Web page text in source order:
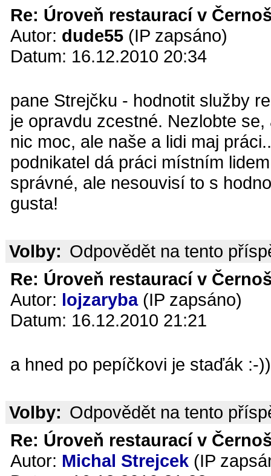
Re: Úroveň restaurací v
Autor: dude55 (IP zapsáno)
Datum: 16.12.2010 20:34
pane Strejčku - hodnotit služby
je opravdu zcestné. Nezlobte
nic moc, ale naše a lidi maj
podnikatel dá práci místním
správné, ale nesouvisí to s
gusta!
Volby: Odpovědět na tento
Re: Úroveň restaurací v
Autor: lojzaryba(IP zapsáno)
Datum: 16.12.2010 21:21
a hned po pepíčkovi je staďák :-
Volby: Odpovědět na tento
Re: Úroveň restaurací v
Autor: Michal Strejcek (IP